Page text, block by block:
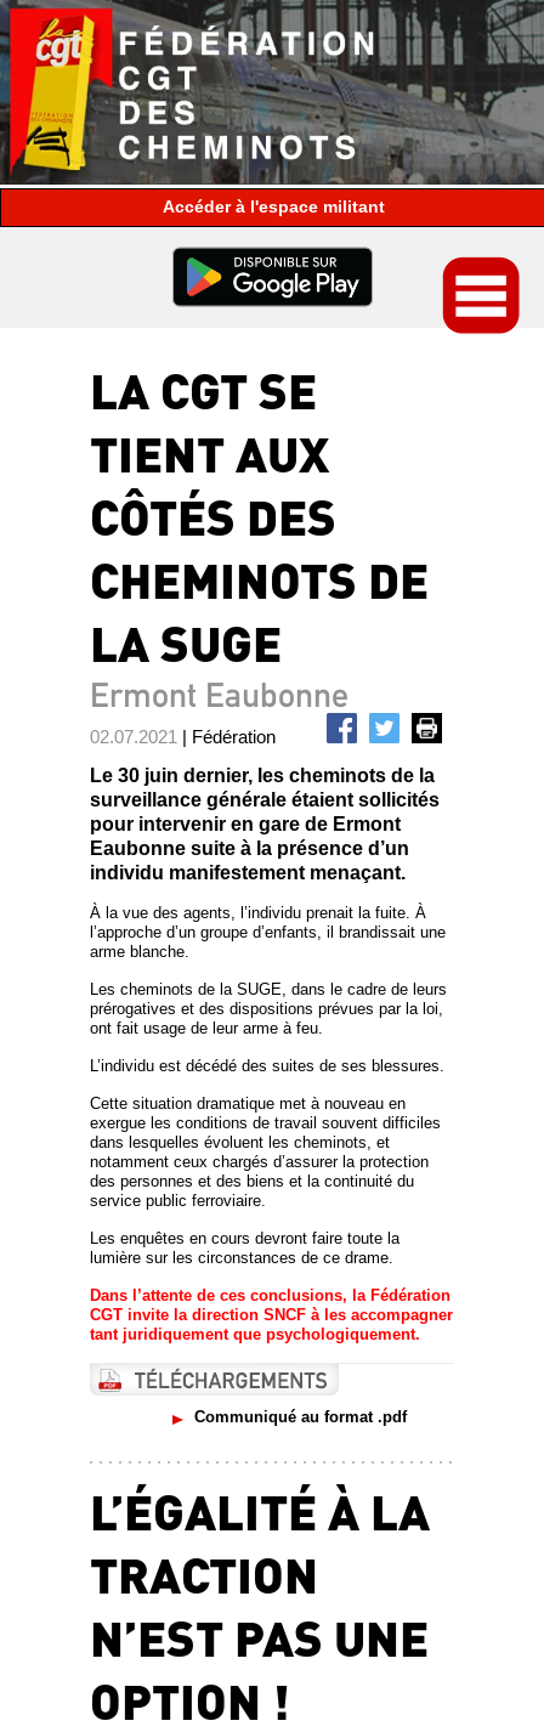
espace militant
LA CGT SE
TIENT AUX
CÔTÉS DES
CHEMINOTS DE
LA SUGE
Ermont Eaubonne
02.07.2021 | Fédération
Le 30 juin dernier, les cheminots de la
surveillance générale étaient sollicités
pour intervenir en gare de Ermont
Eaubonne suite à la présence d’un
individu manifestement menaçant.
À la vue des agents, l’individu prenait la fuite. À
l’approche d’un groupe d’enfants, il brandissait une
arme blanche.
Les cheminots de la SUGE, dans le cadre de leurs
prérogatives et des dispositions prévues par la loi,
ont fait usage de leur arme à feu.
L’individu est décédé des suites de ses blessures.
Cette situation dramatique met à nouveau en
exergue les conditions de travail souvent difficiles
dans lesquelles évoluent les cheminots, et
notamment ceux chargés d’assurer la protection
des personnes et des biens et la continuité du
service public ferroviaire.
Les enquêtes en cours devront faire toute la
lumière sur les circonstances de ce drame.
Dans l’attente de ces conclusions, la Fédération
CGT invite la direction SNCF à les accompagner
tant juridiquement que psychologiquement.
Communiqué au format .pdf
L’ÉGALITÉ À LA
TRACTION
N’EST PAS UNE
OPTION !